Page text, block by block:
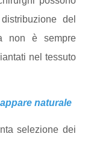
del
non è sempre
nel tessuto
naturale
selezione dei